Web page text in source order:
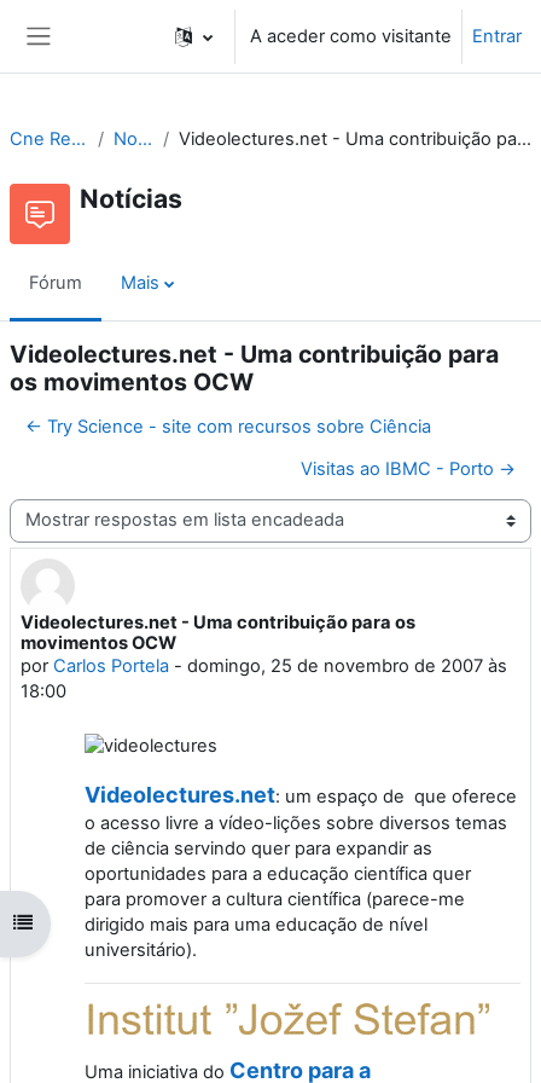
A aceder como visitante Entrar
Abrir índice da disciplina
Cne Recursos Notícias Videolectures.net - Uma contribuição para os movimentos OCW
Notícias
Fórum Mais
Videolectures.net - Uma contribuição para
os movimentos OCW
← Try Science - site com recursos sobre Ciência
Visitas ao IBMC - Porto →
Modo de visualização
Videolectures.net - Uma contribuição para os
movimentos OCW
porCarlos Portela - domingo, 25 de novembro de 2007 às
18:00
Número de respostas: 0
Videolectures.net: um espaço de que oferece
o acesso livre a vídeo-lições sobre diversos temas
de ciência servindo quer para expandir as
oportunidades para a educação científica quer
para promover a cultura científica (parece-me
dirigido mais para uma educação de nível
universitário).
Uma iniciativa do Centro para a